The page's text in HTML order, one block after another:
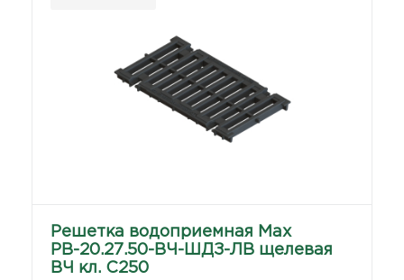
Решетка водоприемная Max
РВ-20.27.50-ВЧ-ШДЗ-ЛВ щелевая
ВЧ кл. C250